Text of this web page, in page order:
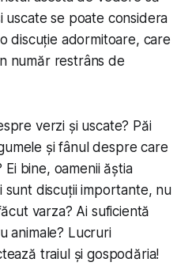
se poate considera
discuție adormitoare, care
număr restrâns de
verzi și uscate? Păi
și fânul despre care
bine, oamenii ăștia
sunt discuții importante, nu
varza? Ai suficientă
animale? Lucruri
traiul și gospodăria!